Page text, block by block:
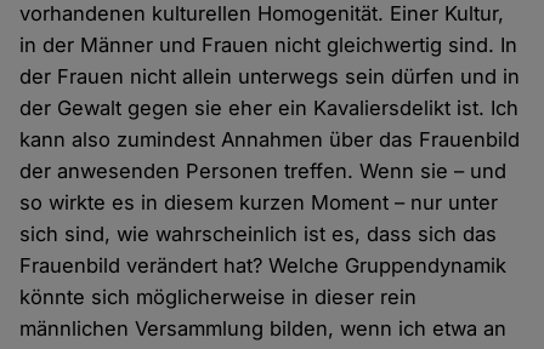
vorhandenen kulturellen Homogenität. Einer Kultur,
in der Männer und Frauen nicht gleichwertig sind. In
der Frauen nicht allein unterwegs sein dürfen und in
der Gewalt gegen sie eher ein Kavaliersdelikt ist. Ich
kann also zumindest Annahmen über das Frauenbild
der anwesenden Personen treffen. Wenn sie – und
so wirkte es in diesem kurzen Moment – nur unter
sich sind, wie wahrscheinlich ist es, dass sich das
Frauenbild verändert hat? Welche Gruppendynamik
könnte sich möglicherweise in dieser rein
männlichen Versammlung bilden, wenn ich etwa an